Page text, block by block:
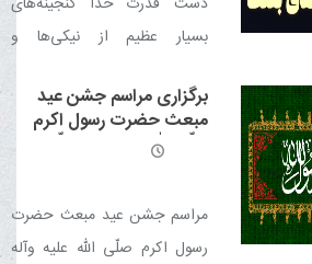
بسیار عظیم از نیکی‌ها و
گذارده و در دل‌هایشان انواع
بذرهاى گل‌هاى معطّر معنوى و
فضایل انسانى پاشیده اما گناهان
آن را مستور مى‌سازد
برگزاری مراسم جشن عید
مبعث حضرت رسول اکرم
صلّی الله علیه وآله وسلّم
مراسم جشن عید مبعث حضرت
رسول اکرم صلّی الله علیه وآله